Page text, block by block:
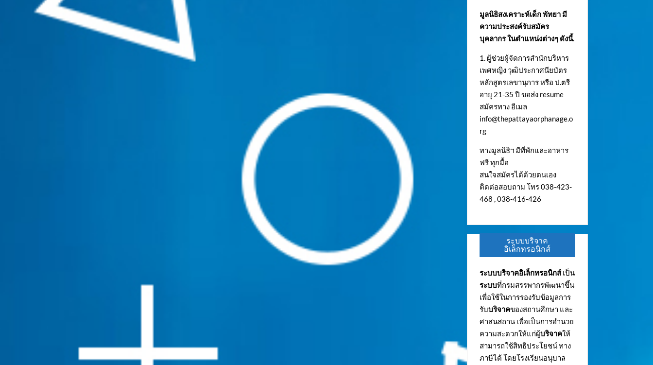
มูลนิธิสงเคราะห์เด็ก พัทยา มี
ความประสงค์รับสมัคร
บุคลากร ในตำแหน่งต่างๆ ดังนี้.
1. ผู้ช่วยผู้จัดการสำนักบริหาร
เพศหญิง วุฒิประกาศนียบัตร
หลักสูตรเลขานุการ หรือ ป.ตรี
อายุ 21-35 ปี ขอส่ง resume
สมัครทาง อีเมล
info@thepattayaorphanage.o
rg
ทางมูลนิธิฯ มีที่พักและอาหาร
ฟรี ทุกมื้อ
สนใจสมัครได้ด้วยตนเอง
ติดต่อสอบถาม โทร 038-423-
468 , 038-416-426
ระบบบริจาค
อิเล็กทรอนิกส์
ระบบบริจาคอิเล็กทรอนิกส์เป็น
ระบบที่กรมสรรพากรพัฒนาขึ้น
เพื่อใช้ในการรองรับข้อมูลการ
รับบริจาคของสถานศึกษา และ
ศาสนสถาน เพื่อเป็นการอำนวย
ความสะดวกให้แก่ผู้บริจาคให้
สามารถใช้สิทธิประโยชน์ ทาง
ภาษีได้ โดยโรงเรียนอนุบาล